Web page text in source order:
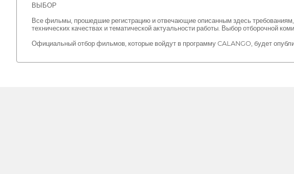
ВЫБОР
Все фильмы, прошедшие регистрацию и отвечающие описанным здесь
технических качествах и тематической актуальности работы. Выбор отборочной
Официальный отбор фильмов, которые войдут в программу CALANGO, будет